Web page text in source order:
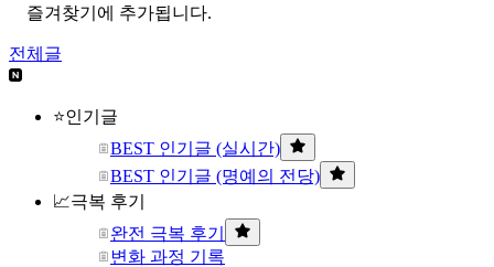
즐겨찾기에 추가됩니다.
전체글
⭐인기글
BEST 인기글 (실시간)
BEST 인기글 (명예의 전당)
📈극복 후기
완전 극복 후기
변화 과정 기록